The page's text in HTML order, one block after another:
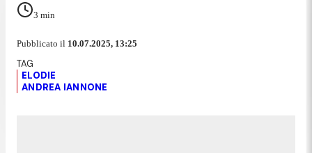
3 min
Pubblicato il 10.07.2025, 13:25
ELODIE
ANDREA IANNONE